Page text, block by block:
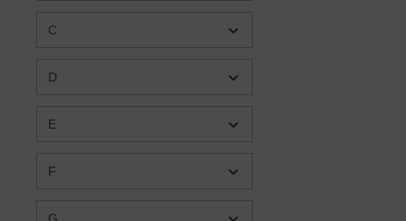
C
D
E
F